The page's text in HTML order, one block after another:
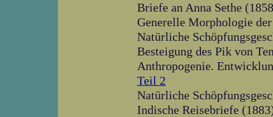
Briefe an Anna Sethe
Generelle Morphologie
Natürliche
Besteigung des Pik von
Anthropogenie.
Teil 2
Natürliche
Indische Reisebriefe